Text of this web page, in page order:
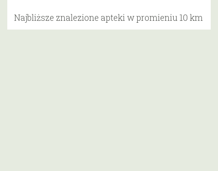
Najbliższe znalezione apteki w promieniu 10 km